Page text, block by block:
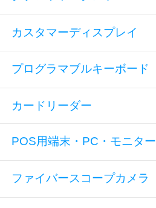
カスタマーディスプレイ
プログラマブルキーボード
カードリーダー
POS用端末・PC・モニター
ファイバースコープカメラ